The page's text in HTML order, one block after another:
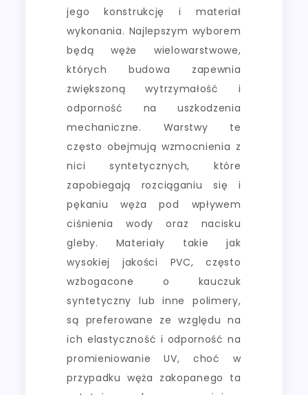
jego konstrukcję i materiał
wykonania. Najlepszym wyborem
będą węże wielowarstwowe,
których budowa zapewnia
zwiększoną wytrzymałość i
odporność na uszkodzenia
mechaniczne. Warstwy te
często obejmują wzmocnienia z
nici syntetycznych, które
zapobiegają rozciąganiu się i
pękaniu węża pod wpływem
ciśnienia wody oraz nacisku
gleby. Materiały takie jak
wysokiej jakości PVC, często
wzbogacone o kauczuk
syntetyczny lub inne polimery,
są preferowane ze względu na
ich elastyczność i odporność na
promieniowanie UV, choć w
przypadku węża zakopanego ta